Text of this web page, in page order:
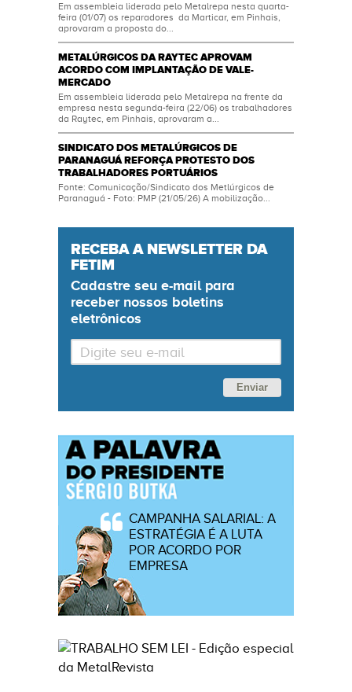
Em assembleia liderada pelo Metalrepa nesta quarta-
feira (01/07) os reparadores da Marticar, em Pinhais,
aprovaram a proposta do...
METALÚRGICOS DA RAYTEC APROVAM
ACORDO COM IMPLANTAÇÃO DE VALE-
MERCADO
Em assembleia liderada pelo Metalrepa na frente da
empresa nesta segunda-feira (22/06) os trabalhadores
da Raytec, em Pinhais, aprovaram a...
SINDICATO DOS METALÚRGICOS DE
PARANAGUÁ REFORÇA PROTESTO DOS
TRABALHADORES PORTUÁRIOS
Fonte: Comunicação/Sindicato dos Metlúrgicos de
Paranaguá - Foto: PMP (21/05/26) A mobilização...
RECEBA A NEWSLETTER DA
FETIM
Cadastre seu e-mailpara
receber nossos boletins
eletrônicos
Enviar
CAMPANHA SALARIAL: A
ESTRATÉGIA É A LUTA
POR ACORDO POR
EMPRESA